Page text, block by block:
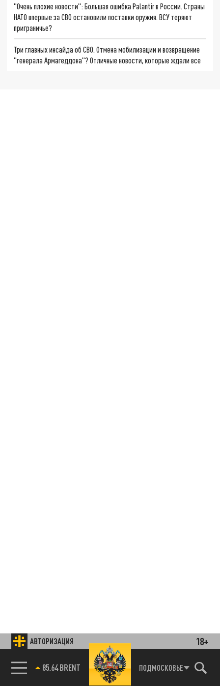
АВТОРИЗАЦИЯ 18+
85.64 BRENT ПОДМОСКОВЬЕ
"Очень плохие новости": Большая ошибка Palantir в России. Страны
НАТО впервые за СВО остановили поставки оружия. ВСУ теряют
приграничье?
Три главных инсайда об СВО. Отмена мобилизации и возвращение
"генерала Армагеддона"? Отличные новости, которые ждали все